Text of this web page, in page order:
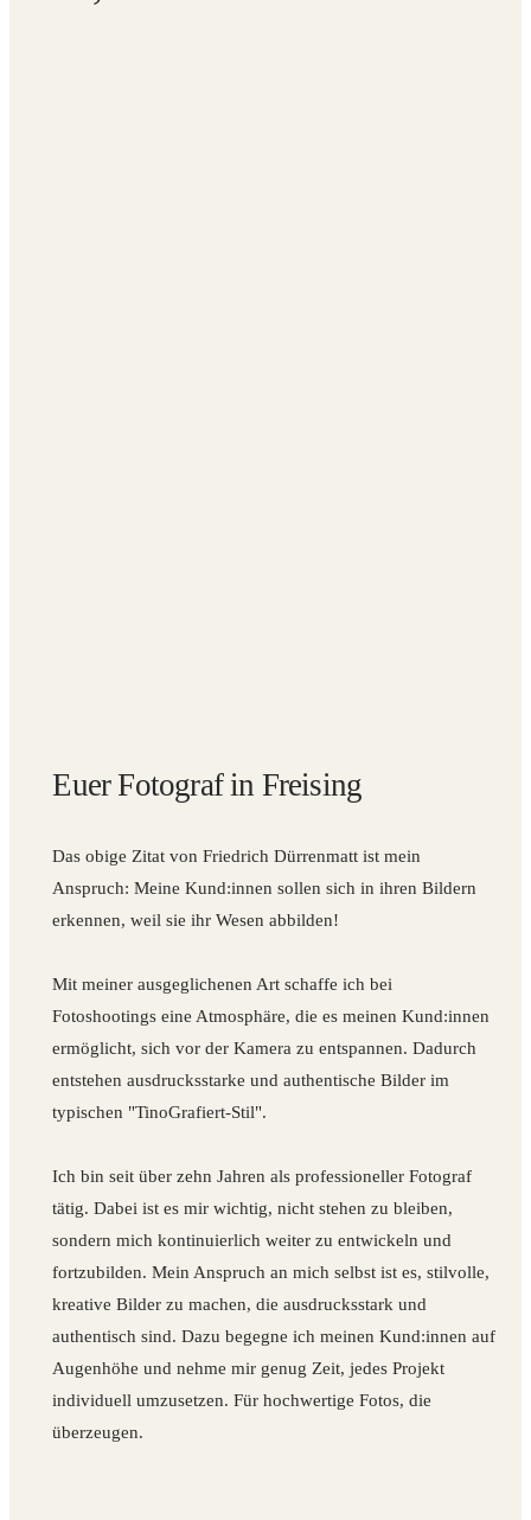
Euer Fotograf in Freising
Das obige Zitat von Friedrich Dürrenmatt ist mein
Anspruch: Meine Kund:innen sollen sich in ihren Bildern
erkennen, weil sie ihr Wesen abbilden!
Mit meiner ausgeglichenen Art schaffe ich bei
Fotoshootings eine Atmosphäre, die es meinen Kund:innen
ermöglicht, sich vor der Kamera zu entspannen. Dadurch
entstehen ausdrucksstarke und authentische Bilder im
typischen "TinoGrafiert-Stil".
Ich bin seit über zehn Jahren als professioneller Fotograf
tätig. Dabei ist es mir wichtig, nicht stehen zu bleiben,
sondern mich kontinuierlich weiter zu entwickeln und
fortzubilden. Mein Anspruch an mich selbst ist es, stilvolle,
kreative Bilder zu machen, die ausdrucksstark und
authentisch sind. Dazu begegne ich meinen Kund:innen auf
Augenhöhe und nehme mir genug Zeit, jedes Projekt
individuell umzusetzen. Für hochwertige Fotos, die
überzeugen.